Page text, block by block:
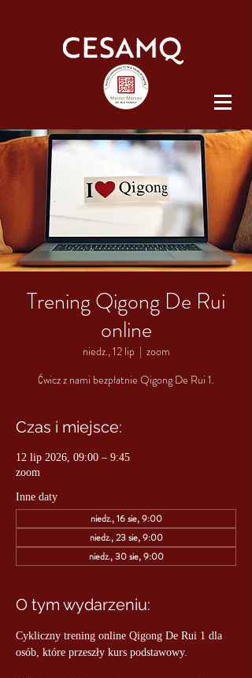
Trening Qigong De Rui
online
niedz., 12 lip
  |
zoom
Ćwicz z nami bezpłatnie Qigong De Rui 1.
Czas i miejsce:
12 lip 2026, 09:00 – 9:45
zoom
Inne daty
niedz., 16 sie, 9:00
niedz., 23 sie, 9:00
niedz., 30 sie, 9:00
O tym wydarzeniu:
Cykliczny trening online Qigong De Rui 1 dla
osób, które przeszły kurs podstawowy.